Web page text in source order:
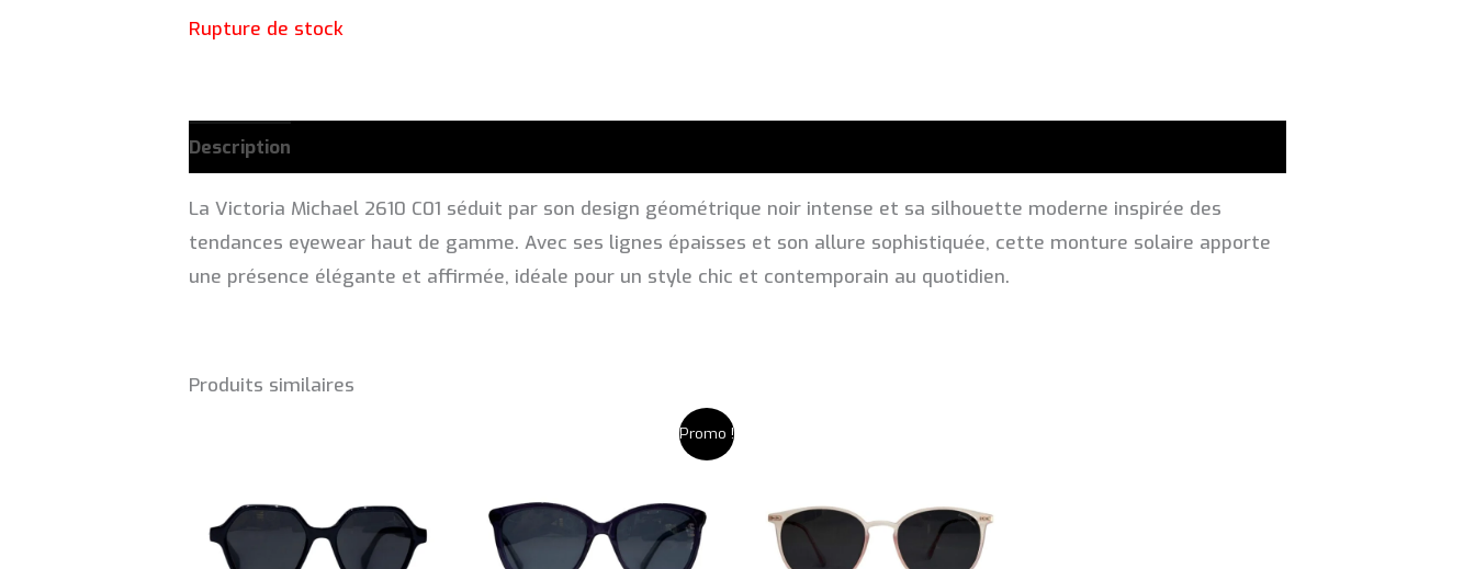
Rupture de stock
Description
La Victoria Michael 2610 C01 séduit par son design géométrique noir intense et sa silhouette moderne inspirée des
tendances eyewear haut de gamme. Avec ses lignes épaisses et son allure sophistiquée, cette monture solaire apporte
une présence élégante et affirmée, idéale pour un style chic et contemporain au quotidien.
Produits similaires
Promo !